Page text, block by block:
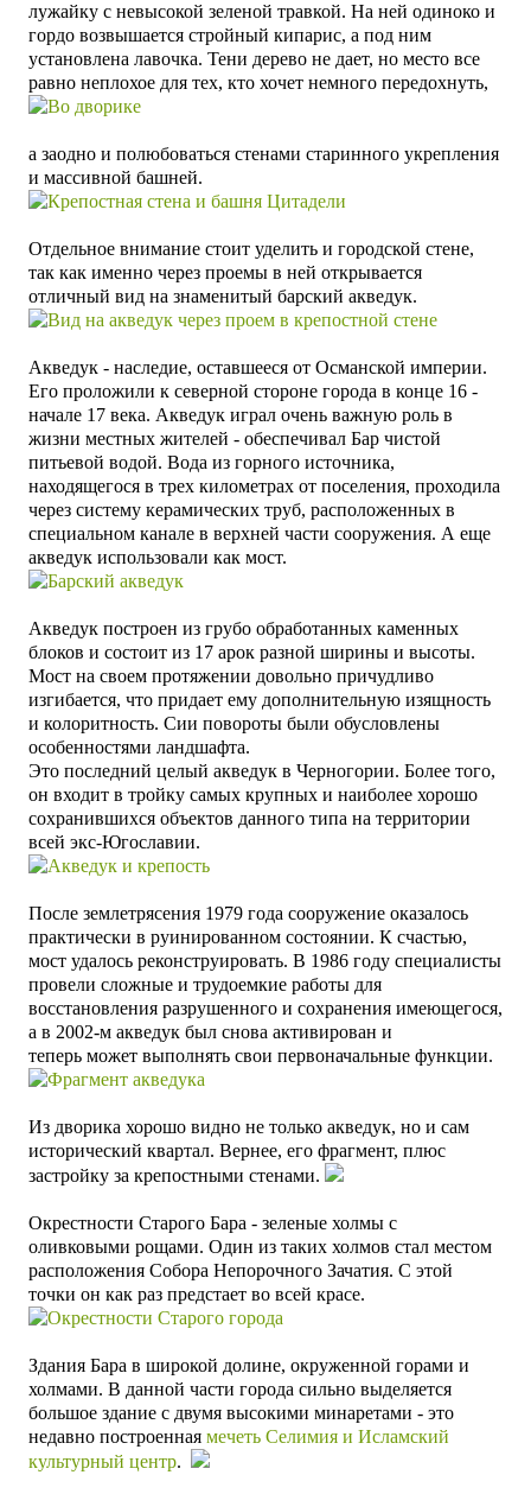
лужайку с невысокой зеленой травкой. На ней одиноко и
гордо возвышается стройный кипарис, а под ним
установлена лавочка. Тени дерево не дает, но место все
равно неплохое для тех, кто хочет немного передохнуть,
а заодно и полюбоваться стенами старинного укрепления
и массивной башней.
Отдельное внимание стоит уделить и городской стене,
так как именно через проемы в ней открывается
отличный вид на знаменитый барский акведук.
Акведук - наследие, оставшееся от Османской империи.
Его проложили к северной стороне города в конце 16 -
начале 17 века. Акведук играл очень важную роль в
жизни местных жителей - обеспечивал Бар чистой
питьевой водой. Вода из горного источника,
находящегося в трех километрах от поселения, проходила
через систему керамических труб, расположенных в
специальном канале в верхней части сооружения. А еще
акведук использовали как мост.
Акведук построен из грубо обработанных каменных
блоков и состоит из 17 арок разной ширины и высоты.
Мост на своем протяжении довольно причудливо
изгибается, что придает ему дополнительную изящность
и колоритность. Сии повороты были обусловлены
особенностями ландшафта.
Это последний целый акведук в Черногории. Более того,
он входит в тройку самых крупных и наиболее хорошо
сохранившихся объектов данного типа на территории
всей экс-Югославии.
После землетрясения 1979 года сооружение оказалось
практически в руинированном состоянии. К счастью,
мост удалось реконструировать. В 1986 году специалисты
провели сложные и трудоемкие работы для
восстановления разрушенного и сохранения имеющегося,
а в 2002-м акведук был снова активирован и
теперь может выполнять свои первоначальные функции.
Из дворика хорошо видно не только акведук, но и сам
исторический квартал. Вернее, его фрагмент, плюс
застройку за крепостными стенами.
Окрестности Старого Бара - зеленые холмы с
оливковыми рощами. Один из таких холмов стал местом
расположения Собора Непорочного Зачатия. С этой
точки он как раз предстает во всей красе.
Здания Бара в широкой долине, окруженной горами и
холмами. В данной части города сильно выделяется
большое здание с двумя высокими минаретами - это
недавно построенная мечеть Селимия и Исламский
культурный центр.